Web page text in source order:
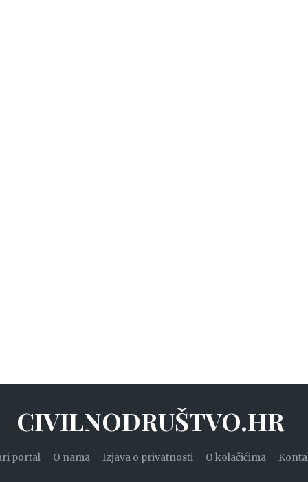
CIVILNODRUŠTVO.HR
portal O nama Izjava o privatnosti O kolačićima